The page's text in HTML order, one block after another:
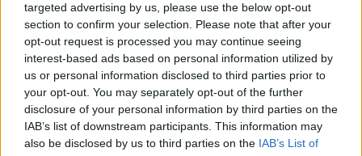
targeted advertising by us, please use the below opt-out
section to confirm your selection. Please note that after your
opt-out request is processed you may continue seeing
interest-based ads based on personal information utilized by
us or personal information disclosed to third parties prior to
your opt-out. You may separately opt-out of the further
disclosure of your personal information by third parties on the
IAB’s list of downstream participants. This information may
also be disclosed by us to third parties on the IAB’s List of
Sigue leyendo
CRIPTOMONEDAS